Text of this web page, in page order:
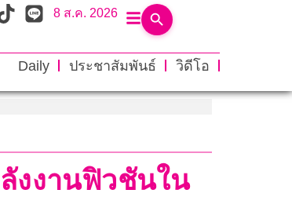
8 ส.ค. 2026
Daily ประชาสัมพันธ์
วิดีโอ
งงานฟิวชันใน